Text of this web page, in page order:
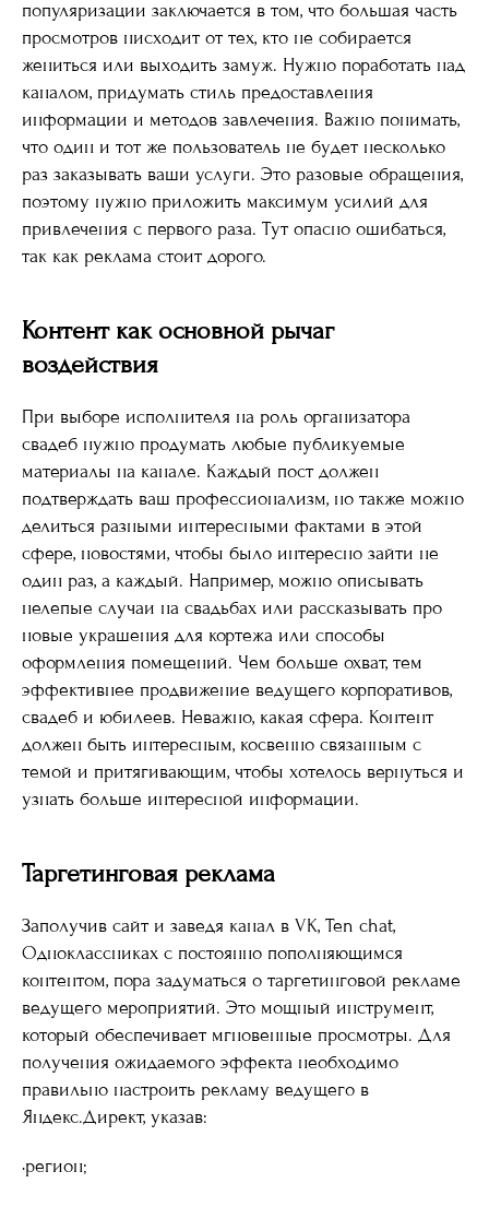
популяризации заключается в том, что большая часть
просмотров нисходит от тех, кто не собирается
жениться или выходить замуж. Нужно поработать над
каналом, придумать стиль предоставления
информации и методов завлечения. Важно понимать,
что один и тот же пользователь не будет несколько
раз заказывать ваши услуги. Это разовые обращения,
поэтому нужно приложить максимум усилий для
привлечения с первого раза. Тут опасно ошибаться,
так как реклама стоит дорого.
Контент как основной рычаг
воздействия
При выборе исполнителя на роль организатора
свадеб нужно продумать любые публикуемые
материалы на канале. Каждый пост должен
подтверждать ваш профессионализм, но также можно
делиться разными интересными фактами в этой
сфере, новостями, чтобы было интересно зайти не
один раз, а каждый. Например, можно описывать
нелепые случаи на свадьбах или рассказывать про
новые украшения для кортежа или способы
оформления помещений. Чем больше охват, тем
эффективнее продвижение ведущего корпоративов,
свадеб и юбилеев. Неважно, какая сфера. Контент
должен быть интересным, косвенно связанным с
темой и притягивающим, чтобы хотелось вернуться и
узнать больше интересной информации.
Таргетинговая реклама
Заполучив сайт и заведя канал в VK, Ten chat,
Одноклассниках с постоянно пополняющимся
контентом, пора задуматься о таргетинговой рекламе
ведущего мероприятий. Это мощный инструмент,
который обеспечивает мгновенные просмотры. Для
получения ожидаемого эффекта необходимо
правильно настроить рекламу ведущего в
Яндекс.Директ, указав:
·регион;